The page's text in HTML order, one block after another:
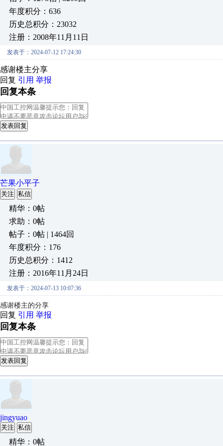
年度积分：636
历史总积分：23032
注册：2008年11月11日
发表于：2024-07-12 17:24:30
感谢楼主分享
回复 引用 举报
回复本条
发表回复
芒果小平子
关注 私信
精华：0帖
求助：0帖
帖子：0帖 | 1464回
年度积分：176
历史总积分：1412
注册：2016年11月24日
发表于：2024-07-13 10:07:36
感谢楼主的分享
回复 引用 举报
回复本条
发表回复
jingyuao
关注 私信
精华：0帖